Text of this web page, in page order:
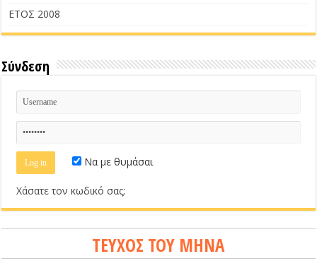
ΕΤΟΣ 2008
Σύνδεση
Να με θυμάσαι
Χάσατε τον κωδικό σας;
ΤΕΥΧΟΣ ΤΟΥ ΜΗΝΑ